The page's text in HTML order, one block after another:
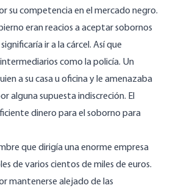
su competencia en el mercado negro.
eran reacios a aceptar sobornos
ir a la cárcel. Así que
como la policía. Un
a su casa u oficina y le amenazaba
alguna supuesta indiscreción. El
dinero para el soborno para
que dirigía una enorme empresa
de varios cientos de miles de euros.
mantenerse alejado de las